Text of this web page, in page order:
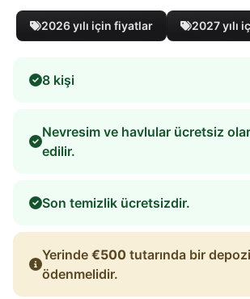
2026 yılı için fiyatlar 2027 yılı
8 kişi
Nevresim ve havlular ücretsiz
edilir.
Son temizlik ücretsizdir.
Yerinde €500 tutarında bir
ödenmelidir.